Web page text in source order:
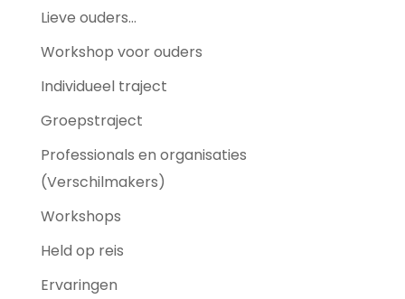
Lieve ouders…
Workshop voor ouders
Individueel traject
Groepstraject
Professionals en organisaties
(Verschilmakers)
Workshops
Held op reis
Ervaringen